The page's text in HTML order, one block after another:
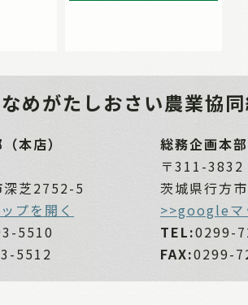
なめがたしおさい農業協
本店）
深芝2752-5
プを開く
5510
5512
総務企画本
〒311-3832
茨城県行方
>>googleマ
TEL:0299-
FAX:0299-